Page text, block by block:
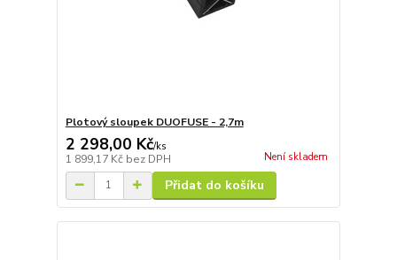
Plotový sloupek DUOFUSE - 2,7m
2 298,00 Kč/ks
1 899,17 Kč bez DPH Není skladem
Přidat do košíku